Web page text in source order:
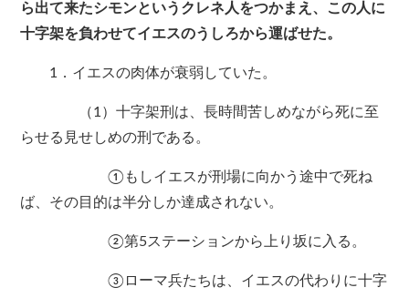
ら出て来たシモンというクレネ人をつかまえ、この人に
十字架を負わせてイエスのうしろから運ばせた。
1．イエスの肉体が衰弱していた。
（1）十字架刑は、長時間苦しめながら死に至
らせる見せしめの刑である。
①もしイエスが刑場に向かう途中で死ね
ば、その目的は半分しか達成されない。
②第5ステーションから上り坂に入る。
③ローマ兵たちは、イエスの代わりに十字